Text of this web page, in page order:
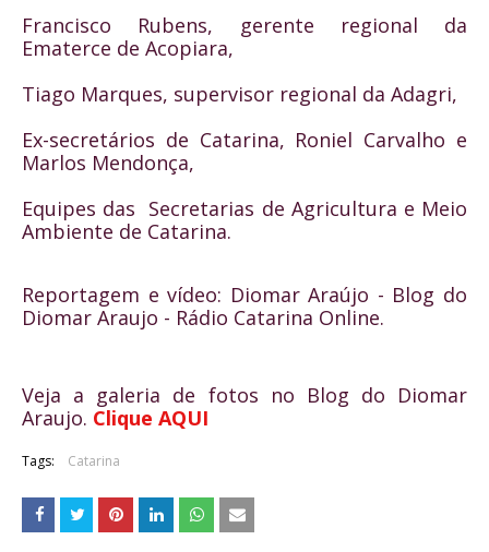
Francisco Rubens, gerente regional da
Ematerce de Acopiara,
Tiago Marques, supervisor regional da Adagri,
Ex-secretários de Catarina, Roniel Carvalho e
Marlos Mendonça,
Equipes das  Secretarias de Agricultura e Meio
Ambiente de Catarina.
Reportagem e vídeo: Diomar Araújo - Blog do
Diomar Araujo - Rádio Catarina Online.
Veja a galeria de fotos no Blog do Diomar
Araujo. Clique AQUI
Tags: Catarina